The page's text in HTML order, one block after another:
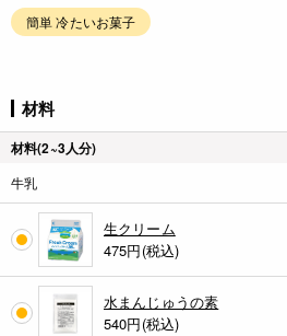
簡単 冷たいお菓子
材料
材料(2~3人分)
牛乳
生クリーム
475円(税込)
水まんじゅうの素
540円(税込)